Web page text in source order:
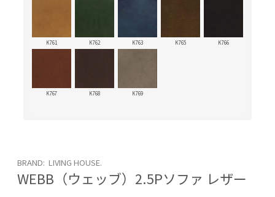
K761 K762 K763 K765 K766
K767 K768 K769
BRAND: LIVING HOUSE.
WEBB（ウェッブ）2.5Pソファ レザー